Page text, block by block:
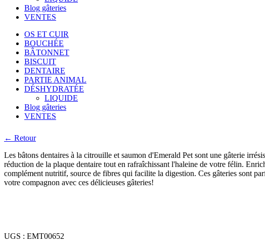
Blog gâteries
VENTES
OS ET CUIR
BOUCHÉE
BÂTONNET
BISCUIT
DENTAIRE
PARTIE ANIMAL
DÉSHYDRATÉE
LIQUIDE
Blog gâteries
VENTES
← Retour
Les bâtons dentaires à la citrouille et saumon d'Emerald Pet sont une gâterie
réduction de la plaque dentaire tout en rafraîchissant l'haleine de votre félin.
complément nutritif, source de fibres qui facilite la digestion. Ces gâteries sont
votre compagnon avec ces délicieuses gâteries!
UGS : EMT00652